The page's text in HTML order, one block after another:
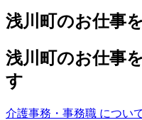
浅川町のお仕事
浅川町のお仕事
す
介護事務・事務職 につい